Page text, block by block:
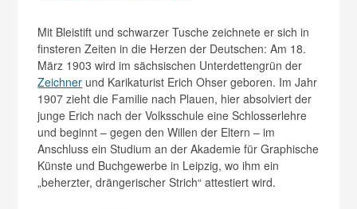
Mit Bleistift und schwarzer Tusche zeichnete er sich in
finsteren Zeiten in die Herzen der Deutschen: Am 18.
März 1903 wird im sächsischen Unterdettengrün der
Zeichner und Karikaturist Erich Ohser geboren. Im Jahr
1907 zieht die Familie nach Plauen, hier absolviert der
junge Erich nach der Volksschule eine Schlosserlehre
und beginnt – gegen den Willen der Eltern – im
Anschluss ein Studium an der Akademie für Graphische
Künste und Buchgewerbe in Leipzig, wo ihm ein
„beherzter, drängerischer Strich“ attestiert wird.